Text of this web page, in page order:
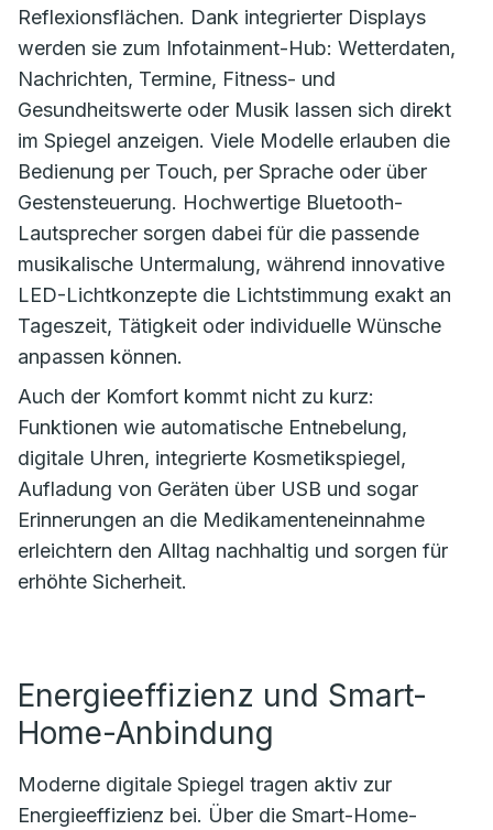
Reflexionsflächen. Dank integrierter Displays
werden sie zum Infotainment-Hub: Wetterdaten,
Nachrichten, Termine, Fitness- und
Gesundheitswerte oder Musik lassen sich direkt
im Spiegel anzeigen. Viele Modelle erlauben die
Bedienung per Touch, per Sprache oder über
Gestensteuerung. Hochwertige Bluetooth-
Lautsprecher sorgen dabei für die passende
musikalische Untermalung, während innovative
LED-Lichtkonzepte die Lichtstimmung exakt an
Tageszeit, Tätigkeit oder individuelle Wünsche
anpassen können.
Auch der Komfort kommt nicht zu kurz:
Funktionen wie automatische Entnebelung,
digitale Uhren, integrierte Kosmetikspiegel,
Aufladung von Geräten über USB und sogar
Erinnerungen an die Medikamenteneinnahme
erleichtern den Alltag nachhaltig und sorgen für
erhöhte Sicherheit.
Energieeffizienz und Smart-
Home-Anbindung
Moderne digitale Spiegel tragen aktiv zur
Energieeffizienz bei. Über die Smart-Home-